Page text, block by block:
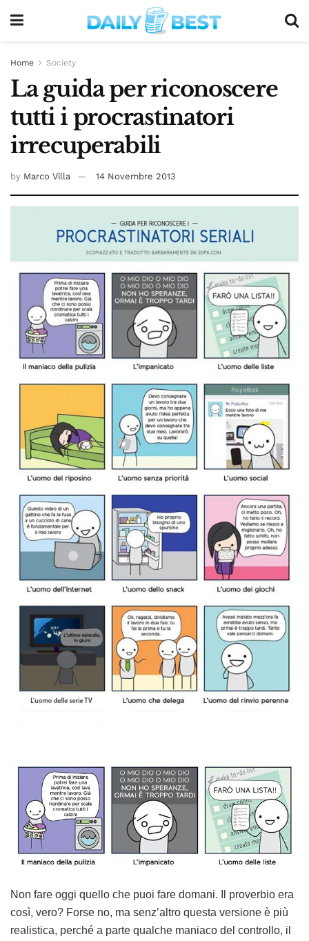
Home Society
La guida per riconoscere
tutti i procrastinatori
irrecuperabili
by Marco Villa 14 Novembre 2013
Non fare oggi quello che puoi fare domani. Il proverbio era
così, vero? Forse no, ma senz’altro questa versione è più
realistica, perché a parte qualche maniaco del controllo, il